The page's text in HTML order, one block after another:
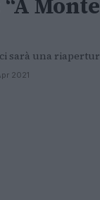
sarà una
2021